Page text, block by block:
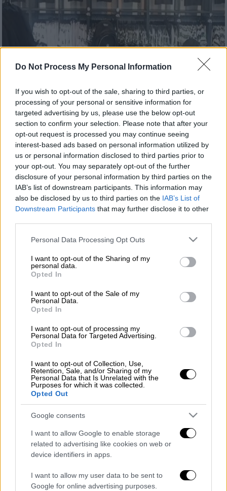
Do Not Process My Personal Information
If you wish to opt-out of the sale, sharing to third parties, or
processing of your personal or sensitive information for
targeted advertising by us, please use the below opt-out
section to confirm your selection. Please note that after your
opt-out request is processed you may continue seeing
interest-based ads based on personal information utilized by
us or personal information disclosed to third parties prior to
your opt-out. You may separately opt-out of the further
disclosure of your personal information by third parties on the
IAB’s list of downstream participants. This information may
also be disclosed by us to third parties on the IAB’s List of
Downstream Participants that may further disclose it to other
Please note that this website/app uses one or more Google
not limited to your visit or usage behaviour. You may click to
grant or deny consent to Google and its third-party tags to
use your data for below specified purposes in below Google
consent section.
Personal Data Processing Opt Outs
I want to opt-out of the Sharing of my
personal data.
Opted In
I want to opt-out of the Sale of my
Personal Data.
Opted In
I want to opt-out of processing my
Personal Data for Targeted Advertising.
Opted In
I want to opt-out of Collection, Use,
Retention, Sale, and/or Sharing of my
Personal Data that Is Unrelated with the
Purposes for which it was collected.
Opted Out
Google consents
I want to allow Google to enable storage
related to advertising like cookies on web or
device identifiers in apps.
I want to allow my user data to be sent to
Google for online advertising purposes.
Προσθέστε το ΕΘΝΟΣ στη Google
Η οικογένεια τουΠΑΟΚείναι συντετριμμένη
και συγκλονισμένη απ' τον άδικο χαμό των
«αετόπουλων» που έφυγαν από τη ζωή.
ΔΙΑΒΑΣΤΕ ΕΠΙΣΗΣ
του ΠΑΟΚ με λουλούδια, κασκόλ και
πανό τιμούν τη μνήμη των
«αετόπουλων»
Αθλητισμός|28.01.2026 14:09
Συγκλονιστικές στιγμές στη
Ρουμανία - Οπαδοί του ΠΑΟΚ στο
νοσοκομείο και στο σημείο της
Η ΠΑΕ ΠΑΟΚ σε μια συγκινητική και άκρως
συμβολική κίνηση, θέλησε να τιμήσει τη
μνήμη των επτά αδικοχαμένων οπαδών της
ομάδας που έφυγαν από τη ζωή στο μοιραίο
τροχαίο που έγινε στη Ρουμανία, αλλά και
του φίλου του Δικεφάλου που «έσβησε» στη
Λάρισα από καρδιακή προσβολή, μη